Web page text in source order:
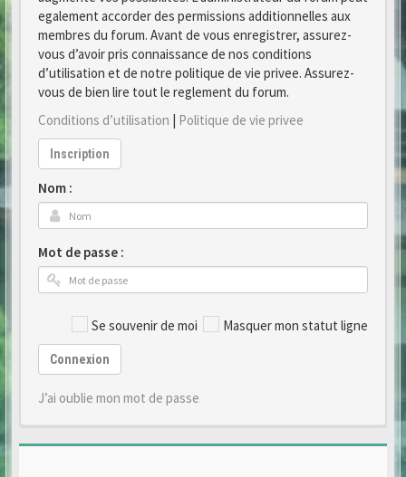
egalement accorder des permissions additionnelles aux
membres du forum. Avant de vous enregistrer, assurez-
vous d’avoir pris connaissance de nos conditions
d’utilisation et de notre politique de vie privee. Assurez-
vous de bien lire tout le reglement du forum.
Conditions d’utilisation | Politique de vie privee
Inscription
Nom :
Mot de passe :
Se souvenir de moi Masquer mon statut ligne
Connexion
J’ai oublie mon mot de passe